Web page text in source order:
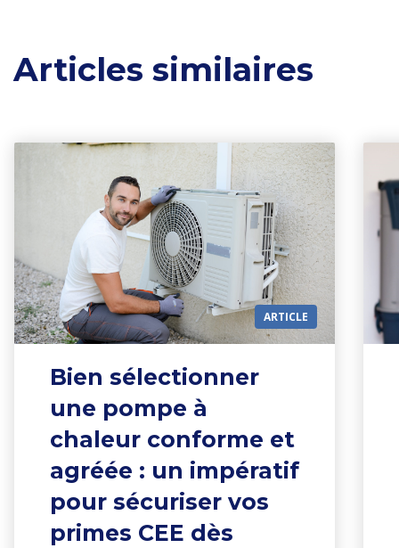
Articles similaires
ARTICLE
Bien sélectionner
une pompe à
chaleur conforme et
agréée : un impératif
pour sécuriser vos
primes CEE dès